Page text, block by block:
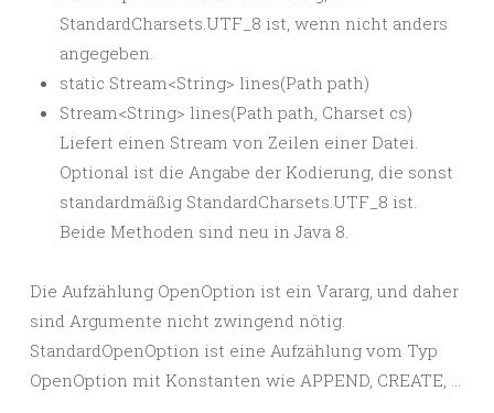
StandardCharsets.UTF_8 ist, wenn nicht anders
angegeben.
static Stream<String> lines(Path path)
Stream<String> lines(Path path, Charset cs)
Liefert einen Stream von Zeilen einer Datei.
Optional ist die Angabe der Kodierung, die sonst
standardmäßig StandardCharsets.UTF_8 ist.
Beide Methoden sind neu in Java 8.
Die Aufzählung OpenOption ist ein Vararg, und daher
sind Argumente nicht zwingend nötig.
StandardOpenOption ist eine Aufzählung vom Typ
OpenOption mit Konstanten wie APPEND, CREATE, …